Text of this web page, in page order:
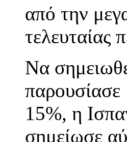
από την
τελευταίας
Να
παρουσίασε
15%, η
σημείωσε